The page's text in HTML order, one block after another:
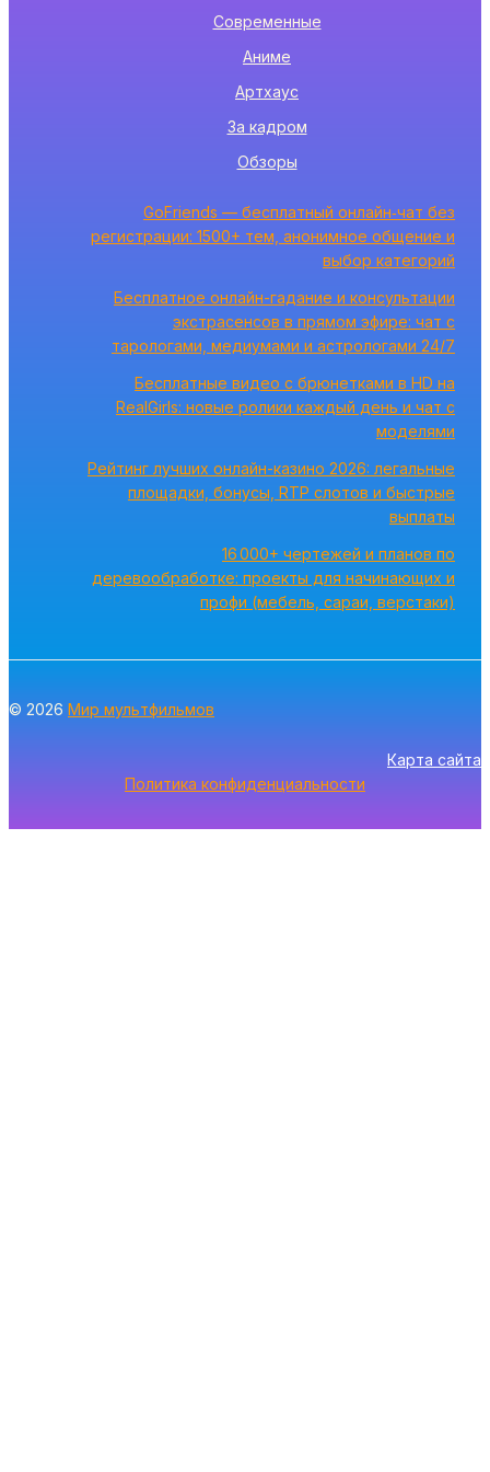
Современные
Аниме
Артхаус
За кадром
Обзоры
GoFriends — бесплатный онлайн‑чат без
регистрации: 1500+ тем, анонимное общение и
выбор категорий
Бесплатное онлайн-гадание и консультации
экстрасенсов в прямом эфире: чат с
тарологами, медиумами и астрологами 24/7
Бесплатные видео с брюнетками в HD на
RealGirls: новые ролики каждый день и чат с
моделями
Рейтинг лучших онлайн-казино 2026: легальные
площадки, бонусы, RTP слотов и быстрые
выплаты
16 000+ чертежей и планов по
деревообработке: проекты для начинающих и
профи (мебель, сараи, верстаки)
© 2026 Мир мультфильмов
Карта сайта
Политика конфиденциальности